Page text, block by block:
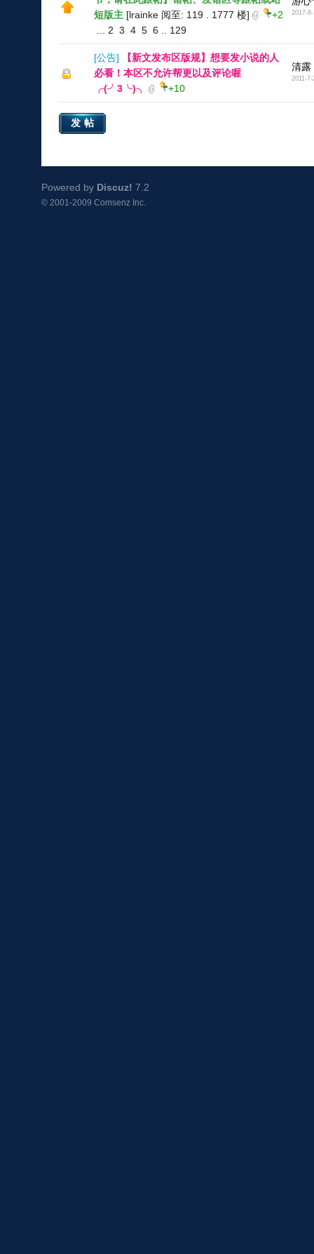
短版主 [lrainke 阅至: 119 . 1777 楼]
+2
2 3 4 5 6 129
2017-
[公告]
【新文发布区版规】想要发小说的人
必看！本区不允许帮更以及评论喔
╭(╯3╰)╮
+10
清露
2011-7-
发帖
Powered by Discuz! 7.2
© 2001-2009 Comsenz Inc.